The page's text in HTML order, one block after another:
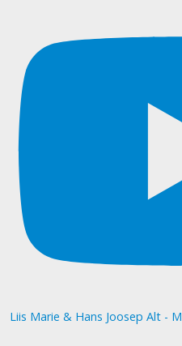
Liis Marie & Hans Joosep Alt -